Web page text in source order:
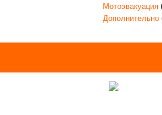
Мотоэвакуация
Дополнительно